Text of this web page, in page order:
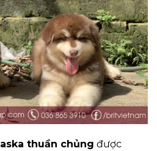
thuần chủng được